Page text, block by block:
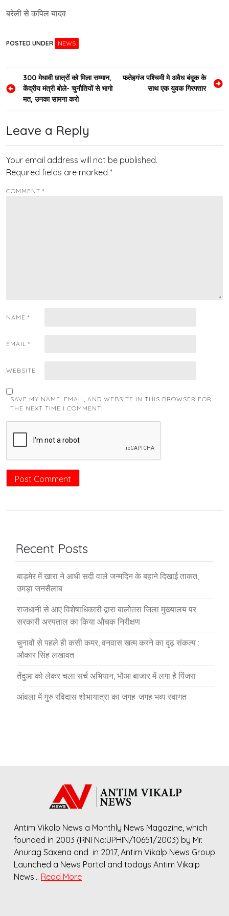
बरेली से कपिल यादव
POSTED UNDER NEWS
Post
navigation
300 मेधावी छात्रों को मिला सम्मान,
केंद्रीय मंत्री बोले- चुनौतियों से भागो
मत, उनका सामना करो
फतेहगंज पश्चिमी मे अवैध बंदूक के
साथ एक युवक गिरफ्तार
Leave a Reply
Your email address will not be published.
Required fields are marked *
COMMENT *
NAME *
EMAIL *
WEBSITE
SAVE MY NAME, EMAIL, AND WEBSITE IN THIS BROWSER FOR
THE NEXT TIME I COMMENT.
Recent Posts
बाड़मेर में खारा ने आधी सदी वाले जन्मदिन के बहाने दिखाई ताकत,
उमड़ा जनसैलाब
राजधानी से आए विशेषाधिकारी द्वारा बालोतरा जिला मुख्यालय पर
सरकारी अस्पताल का किया औचक निरीक्षण
चुनावों से पहले ही कसी कमर, वनवास खत्म करने का दृढ़ संकल्प :
औकार सिंह लखावत
तेंदुआ को लेकर चला सर्च अभियान, भौआ बाजार में लगा है पिंजरा
आंवला में गुरु रविदास शोभायात्रा का जगह-जगह भव्य स्वागत
Antim Vikalp News a Monthly News Magazine, which
founded in 2003 (RNI No:UPHIN/10651/2003) by Mr.
Anurag Saxena and in 2017, Antim Vikalp News Group
Launched a News Portal and todays Antim Vikalp
News… Read More